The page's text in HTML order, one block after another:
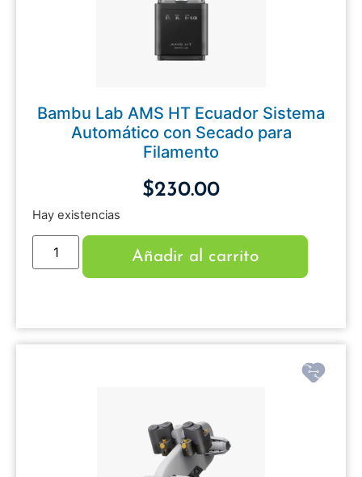
Bambu Lab AMS HT Ecuador Sistema
Automático con Secado para
Filamento
$230.00
Hay existencias
Añadir al carrito